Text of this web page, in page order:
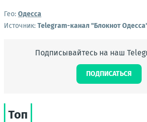
Гео: Одесса
Источник: Telegram-канал "Блокнот
Подписывайтесь на наш
ПОДПИСАТЬСЯ
Топ